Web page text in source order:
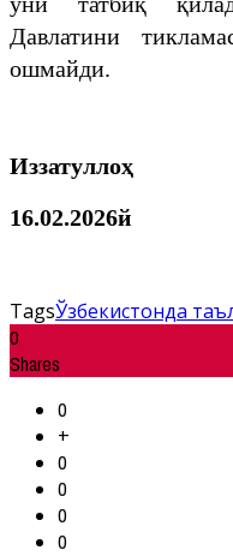
Давлатини
ошмайди.
Иззатуллоҳ
16.02.2026й
TagsЎзбекистонда
0
Shares
0
+
0
0
0
0